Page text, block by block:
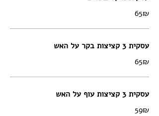
‏65 ‏₪
עסקית 3 קציצות בקר על האש
‏65 ‏₪
עסקית 3 קציצות עוף על האש
‏59 ‏₪